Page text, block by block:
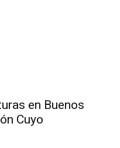
en Buenos
Cuyo